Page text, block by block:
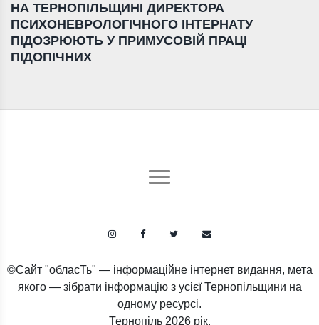
НА ТЕРНОПІЛЬЩИНІ ДИРЕКТОРА
ПСИХОНЕВРОЛОГІЧНОГО ІНТЕРНАТУ
ПІДОЗРЮЮТЬ У ПРИМУСОВІЙ ПРАЦІ
ПІДОПІЧНИХ
©Сайт "обласТь" — інформаційне інтернет видання, мета
якого — зібрати інформацію з усієї Тернопільщини на
одному ресурсі.
Тернопіль 2026 рік.